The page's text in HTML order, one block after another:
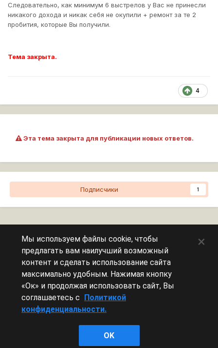
Следовательно, как минимум 6 выстрелов у Вас не принесли
никакого дохода и никак себя не окупили + ремонт за те 2
пробития, которые Вы получили.
Тема закрыта.
4
Эта тема закрыта для публикации новых ответов.
Подписчики 1
Сейчас на странице
Эту страницу никто не просматривает.
Леста Игры
Powered by Invision Community
Мы используем файлы cookie, чтобы
предлагать вам наилучший возможный
контент и сделать использование сайта
максимально удобным. Нажимая кнопку
«Ок» и продолжая использовать сайт, Вы
соглашаетесь с Политикой
конфиденциальности.
OK
×